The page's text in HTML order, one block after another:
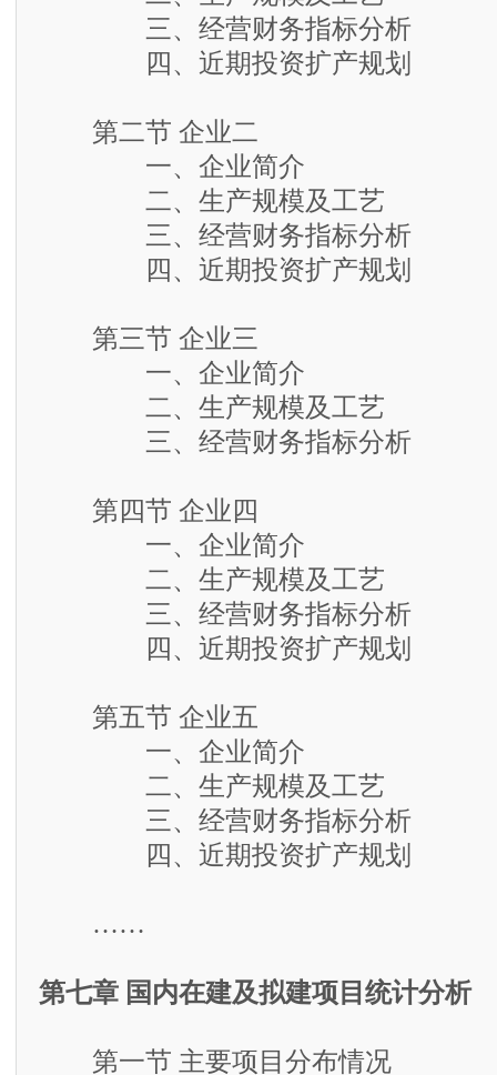
三、经营财务指标分析
四、近期投资扩产规划
第二节 企业二
一、企业简介
二、生产规模及工艺
三、经营财务指标分析
四、近期投资扩产规划
第三节 企业三
一、企业简介
二、生产规模及工艺
三、经营财务指标分析
第四节 企业四
一、企业简介
二、生产规模及工艺
三、经营财务指标分析
四、近期投资扩产规划
第五节 企业五
一、企业简介
二、生产规模及工艺
三、经营财务指标分析
四、近期投资扩产规划
……
第七章 国内在建及拟建项目统计分析
第一节 主要项目分布情况